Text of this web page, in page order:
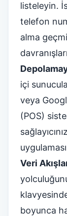
listeleyin.
telefon
alma
içi
veya
(POS)
Veri
boyunca